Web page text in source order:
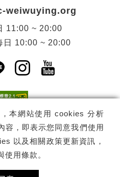
本網站使用 cookies 分析
容，即表示您同意我們使用
以及相關政策更新資訊，
使用條款 。
weiwuying.org
11:00 ~ 20:00
日 10:00 ~ 20:00
開新視窗)
視窗)另開新視窗)
Instagram(另開新視
YouTube(另開
訂閱
-衛武營國家藝術文化中心